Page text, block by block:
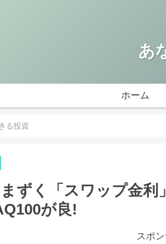
あ
ホーム
る投資
ずく「スワップ金利
が良!
スポ